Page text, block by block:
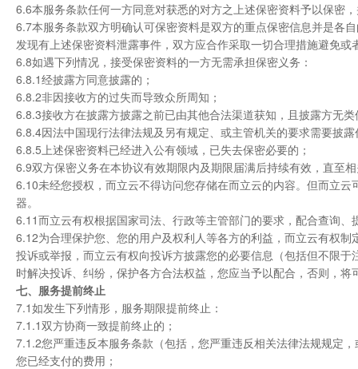
6.6本服务条款任何一方同意对获悉的对方之上述保密资料予以保密
6.7本服务条款双方明确认可保密资料是双方的重点保密信息并是各
发现有上述保密资料泄露事件，双方应合作采取一切合理措施避免或
6.8如遇下列情况，接受保密资料的一方无需承担保密义务：
6.8.1经披露方同意披露的；
6.8.2非因接收方的过失而导致众所周知；
6.8.3接收方在披露方披露之前已由其他合法渠道获知，且披露方无
6.8.4因法中国现行法律法规及另有规定、或主管机关的要求需要披
6.8.5上述保密资料已经进入公有领域，已失去保密必要的；
6.9双方保密义务在本协议有效期限内及期限届满后持续有效，直至
6.10未经您授权，而立云不得访问您存储在而立云的内容。但而立
器。
6.11而立云有权根据国家司法、行政等主管部门的要求，配合查询
6.12为合理保护您、您的用户及权利人等各方的利益，而立云有权
投诉或举报，而立云有权向投诉方披露您的必要信息（包括但不限
时解决投诉、纠纷，保护各方合法权益，您应当予以配合，否则，
七、服务提前终止
7.1如发生下列情形，服务期限提前终止：
7.1.1双方协商一致提前终止的；
7.1.2您严重违反本服务条款（包括，您严重违反相关法律法规规定
您已经支付的费用；